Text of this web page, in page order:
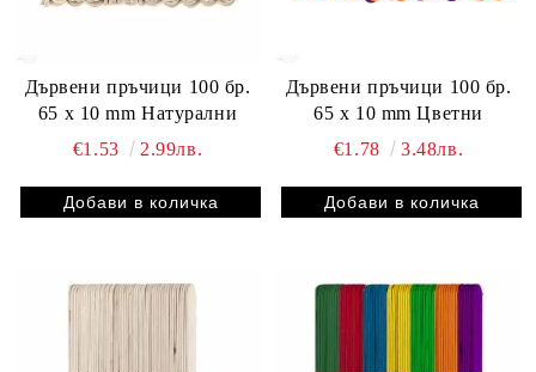
Дървени пръчици 100 бр.
65 x 10 mm Натурални
€1.53
2.99лв.
Дървени пръчици 100 бр.
65 x 10 mm Цветни
€1.78
3.48лв.